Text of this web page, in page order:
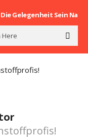
Gelegenheit Sein